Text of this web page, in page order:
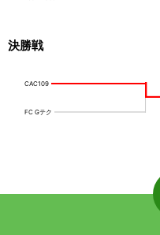
決勝戦